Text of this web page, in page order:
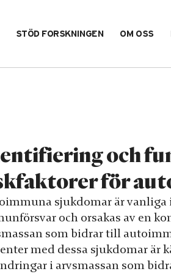
STÖD FORSKNINGEN OM OSS
och
för
sjukdomar är
och orsakas av en
som bidrar till
med dessa sjukdomar är
i arvsmassan som